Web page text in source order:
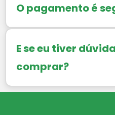
O pagamento é
E se eu tiver
comprar?